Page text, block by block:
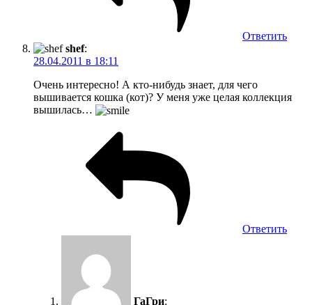
Ответить
shef:
28.04.2011 в 18:11
Очень интересно! А кто-нибудь знает, для чего
вышивается кошка (кот)? У меня уже целая коллекция
вышилась…
Ответить
ГаГри: